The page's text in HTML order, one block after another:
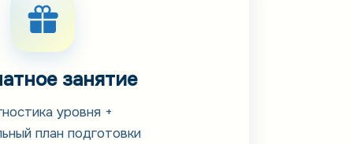
занятие
уровня +
план подготовки